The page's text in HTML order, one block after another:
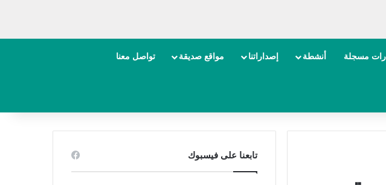
مسجلة أنشطة إصداراتنا مواقع صديقة تواصل معنا
تابعنا على فيسبوك